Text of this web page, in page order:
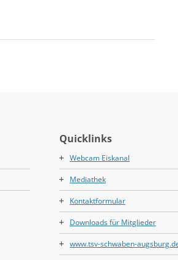
Quicklinks
Webcam Eiskanal
Mediathek
Kontaktformular
Downloads für Mitglieder
www.tsv-schwaben-